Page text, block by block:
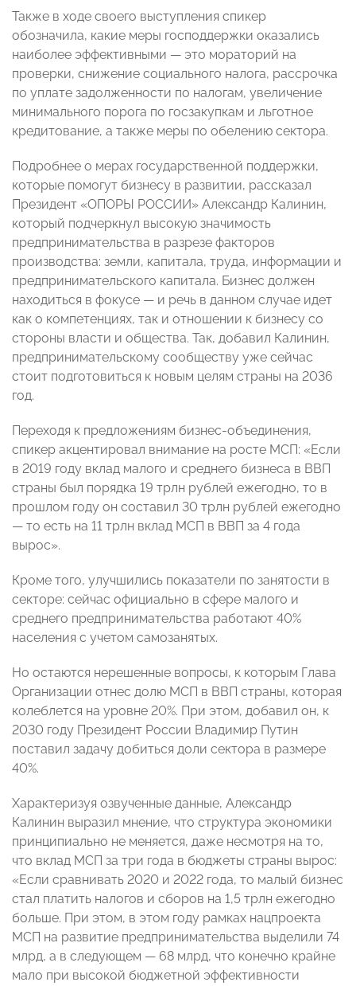
Также в ходе своего выступления спикер
обозначила, какие меры господдержки оказались
наиболее эффективными — это мораторий на
проверки, снижение социального налога, рассрочка
по уплате задолженности по налогам, увеличение
минимального порога по госзакупкам и льготное
кредитование, а также меры по обелению сектора.
Подробнее о мерах государственной поддержки,
которые помогут бизнесу в развитии, рассказал
Президент «ОПОРЫ РОССИИ» Александр Калинин,
который подчеркнул высокую значимость
предпринимательства в разрезе факторов
производства: земли, капитала, труда, информации и
предпринимательского капитала. Бизнес должен
находиться в фокусе — и речь в данном случае идет
как о компетенциях, так и отношении к бизнесу со
стороны власти и общества. Так, добавил Калинин,
предпринимательскому сообществу уже сейчас
стоит подготовиться к новым целям страны на 2036
год.
Переходя к предложениям бизнес-объединения,
спикер акцентировал внимание на росте МСП: «Если
в 2019 году вклад малого и среднего бизнеса в ВВП
страны был порядка 19 трлн рублей ежегодно, то в
прошлом году он составил 30 трлн рублей ежегодно
— то есть на 11 трлн вклад МСП в ВВП за 4 года
вырос».
Кроме того, улучшились показатели по занятости в
секторе: сейчас официально в сфере малого и
среднего предпринимательства работают 40%
населения с учетом самозанятых.
Но остаются нерешенные вопросы, к которым Глава
Организации отнес долю МСП в ВВП страны, которая
колеблется на уровне 20%. При этом, добавил он, к
2030 году Президент России Владимир Путин
поставил задачу добиться доли сектора в размере
40%.
Характеризуя озвученные данные, Александр
Калинин выразил мнение, что структура экономики
принципиально не меняется, даже несмотря на то,
что вклад МСП за три года в бюджеты страны вырос:
«Если сравнивать 2020 и 2022 года, то малый бизнес
стал платить налогов и сборов на 1,5 трлн ежегодно
больше. При этом, в этом году рамках нацпроекта
МСП на развитие предпринимательства выделили 74
млрд, а в следующем — 68 млрд, что конечно крайне
мало при высокой бюджетной эффективности